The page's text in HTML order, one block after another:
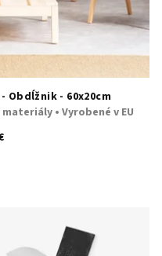
Obdĺžnik - 60x20cm
• Vyrobené v EU
hodnotenie produktu